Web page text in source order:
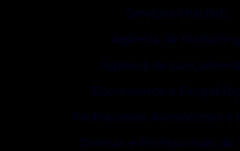
Serviços ONLINE
Agência de Marketing
Agência de
Ecommerce e
Profissionais Autonômos e
Clínicas e Profissionais de